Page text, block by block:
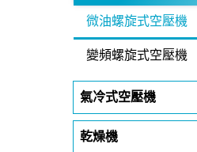
微油螺旋式空壓機
變頻螺旋式空壓機
氣冷式空壓機
乾燥機